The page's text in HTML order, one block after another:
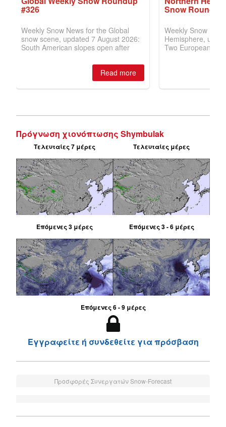
Πρόγνωση χιονόπτωσης Shymbulak
Τελευταίες 7 μέρες Τελευταίες μέρες
Επόμενες 3 μέρες Επόμενες 3 - 6 μέρες
Επόμενες 6 - 9 μέρες
Εγγραφείτε ή συνδεθείτε για πρόσβαση
Προσφορές Συνεργατών Snow-Forecast